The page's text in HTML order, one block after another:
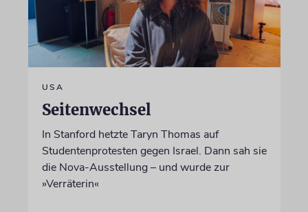
USA
Seitenwechsel
In Stanford hetzte Taryn Thomas auf
Studentenprotesten gegen Israel. Dann sah sie
die Nova-Ausstellung – und wurde zur
»Verräterin«